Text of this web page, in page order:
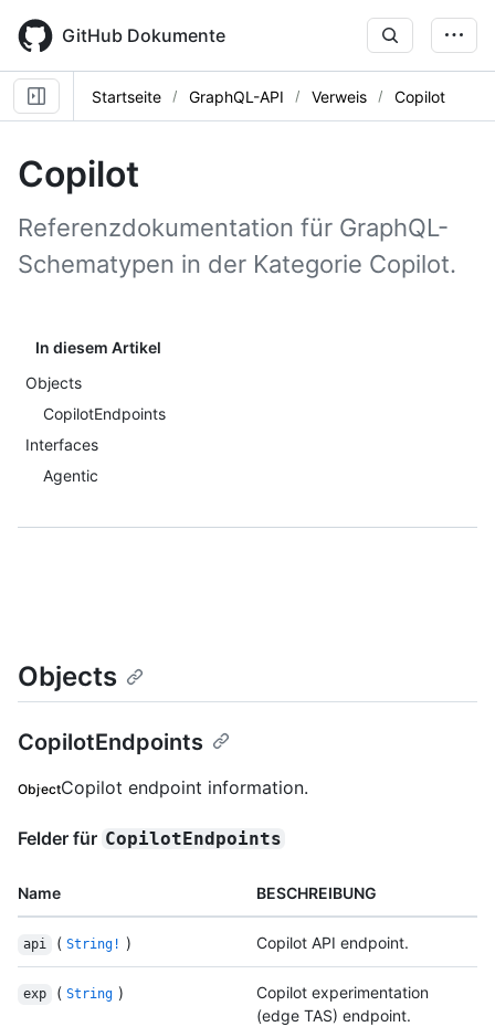
main
content
GitHub Dokumente
Startseite GraphQL-API Verweis Copilot
Copilot
Referenzdokumentation für GraphQL-
Schematypen in der Kategorie Copilot.
In diesem Artikel
Objects
CopilotEndpoints
Interfaces
Agentic
Objects
CopilotEndpoints
ObjectCopilot endpoint information.
Felder für CopilotEndpoints
Name BESCHREIBUNG
api ( String! ) Copilot API endpoint.
exp ( String )
Copilot experimentation
(edge TAS) endpoint.